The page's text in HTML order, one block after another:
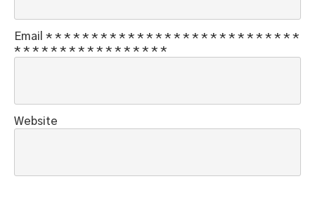
Email * * * * * * * * * * * * * * * * * * * * * * * * * * * *
* * * * * * * * * * * * * * * * *
Website